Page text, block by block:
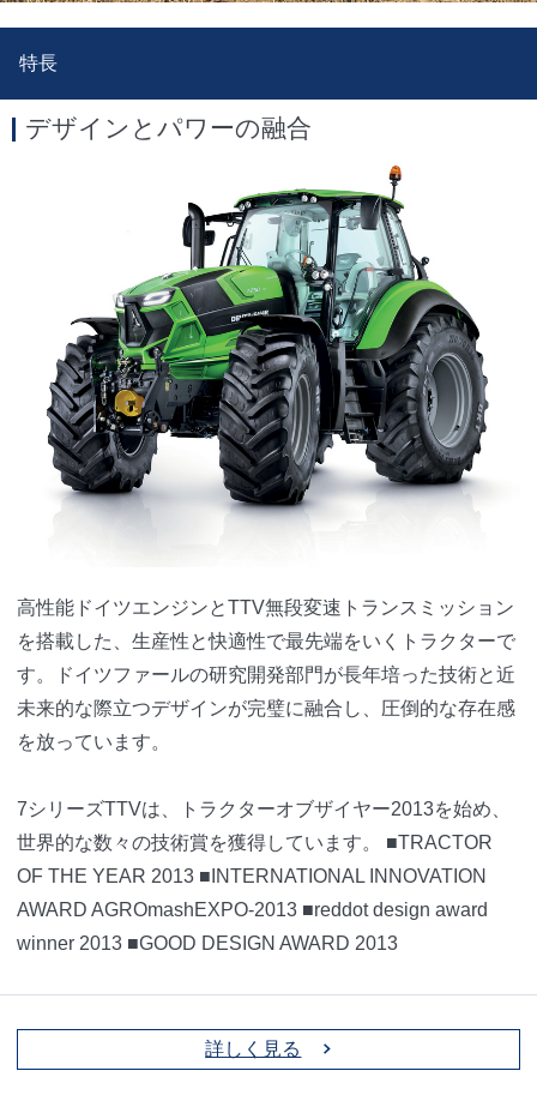
特長
デザインとパワーの融合
高性能ドイツエンジンとTTV無段変速トランスミッション
を搭載した、生産性と快適性で最先端をいくトラクターで
す。ドイツファールの研究開発部門が長年培った技術と近
未来的な際立つデザインが完璧に融合し、圧倒的な存在感
を放っています。
7シリーズTTVは、トラクターオブザイヤー2013を始め、
世界的な数々の技術賞を獲得しています。
■TRACTOR
OF THE YEAR 2013 ■INTERNATIONAL INNOVATION
AWARD AGROmashEXPO-2013 ■reddot design award
winner 2013 ■GOOD DESIGN AWARD 2013
詳しく見る